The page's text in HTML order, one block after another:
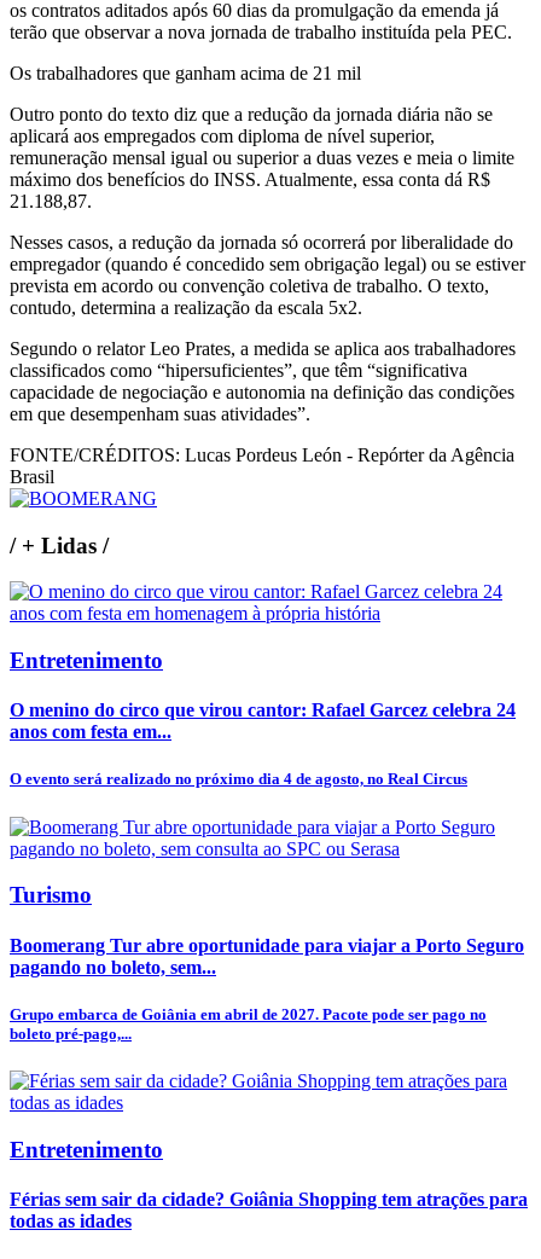
os contratos aditados após 60 dias da promulgação da emenda já
terão que observar a nova jornada de trabalho instituída pela PEC.
Os trabalhadores que ganham acima de 21 mil
Outro ponto do texto diz que a redução da jornada diária não se
aplicará aos empregados com diploma de nível superior,
remuneração mensal igual ou superior a duas vezes e meia o limite
máximo dos benefícios do INSS. Atualmente, essa conta dá R$
21.188,87.
Nesses casos, a redução da jornada só ocorrerá por liberalidade do
empregador (quando é concedido sem obrigação legal) ou se estiver
prevista em acordo ou convenção coletiva de trabalho. O texto,
contudo, determina a realização da escala 5x2.
Segundo o relator Leo Prates, a medida se aplica aos trabalhadores
classificados como “hipersuficientes”, que têm “significativa
capacidade de negociação e autonomia na definição das condições
em que desempenham suas atividades”.
FONTE/CRÉDITOS: Lucas Pordeus León - Repórter da Agência
Brasil
/+ Lidas /
Entretenimento
O menino do circo que virou cantor: Rafael Garcez celebra 24
anos com festa em...
O evento será realizado no próximo dia 4 de agosto, no Real Circus
Turismo
Boomerang Tur abre oportunidade para viajar a Porto Seguro
pagando no boleto, sem...
Grupo embarca de Goiânia em abril de 2027. Pacote pode ser pago no
boleto pré-pago,...
Entretenimento
Férias sem sair da cidade? Goiânia Shopping tem atrações para
todas as idades